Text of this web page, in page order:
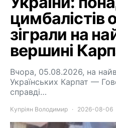
цимбалістів
зіграли на
вершині
Вчора, 05.08.2026, на
Українських Карпат —
справді…
Купріян Володимир 2026-08-06